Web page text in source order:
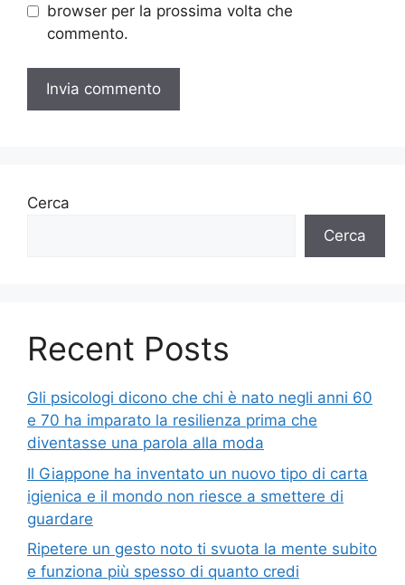
browser per la prossima volta che
commento.
Cerca
Cerca
Recent Posts
Gli psicologi dicono che chi è nato negli anni 60
e 70 ha imparato la resilienza prima che
diventasse una parola alla moda
Il Giappone ha inventato un nuovo tipo di carta
igienica e il mondo non riesce a smettere di
guardare
Ripetere un gesto noto ti svuota la mente subito
e funziona più spesso di quanto credi